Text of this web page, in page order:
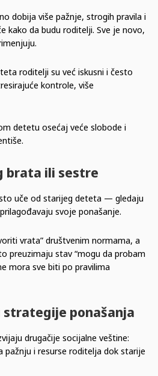
dobija više pažnje, strogih pravila i
kako da budu roditelji. Sve je novo,
roditelji su već iskusni i često
kontrole, više
detetu osećaj veće slobode i
brata ili sestre
uče od starijeg deteta — gledaju
svoje ponašanje.
vrata” društvenim normama, a
preuzimaju stav “mogu da probam
mora sve biti po pravilima
strategije ponašanja
drugačije socijalne veštine:
pažnju i resurse roditelja dok starije